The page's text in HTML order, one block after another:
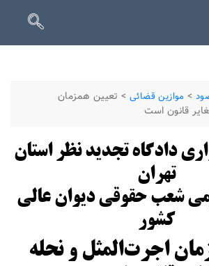
> موازین قضائی > تعیین همزمان
قانون است
دادگاه تجدید نظر استان
تهران
شعب حقوقی دیوان عالی
کشور
اجرت‌المثل و نحله